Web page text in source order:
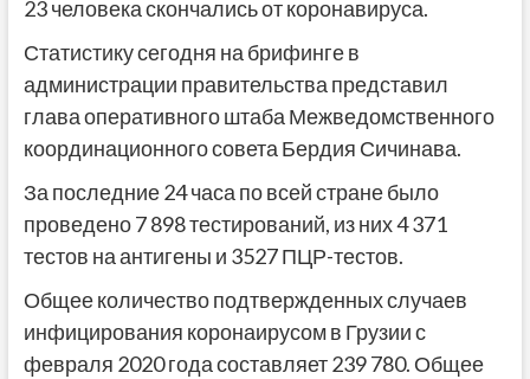
23 человека скончались от коронавируса.
Статистику сегодня на брифинге в
администрации правительства представил
глава оперативного штаба Межведомственного
координационного совета Бердия Сичинава.
За последние 24 часа по всей стране было
проведено 7 898 тестирований, из них 4 371
тестов на антигены и 3527 ПЦР-тестов.
Общее количество подтвержденных случаев
инфицирования коронаирусом в Грузии с
февраля 2020 года составляет 239 780. Общее